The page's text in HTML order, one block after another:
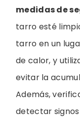
medidas de
tarro esté
tarro en un
de calor, y
evitar la
Además,
detectar